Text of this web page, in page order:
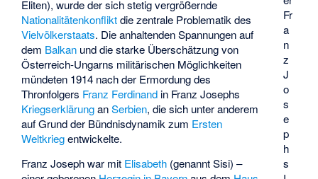
Fr
a
n
z
J
o
s
e
p
h
s
Eliten), wurde der sich stetig vergrößernde
Nationalitätenkonfliktdie zentrale Problematik des
Vielvölkerstaats. Die anhaltenden Spannungen auf
dem Balkan und die starke Überschätzung von
Österreich-Ungarns militärischen Möglichkeiten
mündeten 1914 nach der Ermordung des
Thronfolgers Franz Ferdinand in Franz Josephs
KriegserklärunganSerbien, die sich unter anderem
auf Grund der Bündnisdynamik zum Ersten
Weltkriegentwickelte.
Franz Joseph war mit Elisabeth (genannt Sisi) –